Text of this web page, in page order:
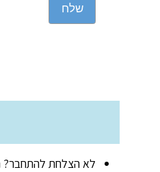
שלח
לא הצלחת להתחבר?